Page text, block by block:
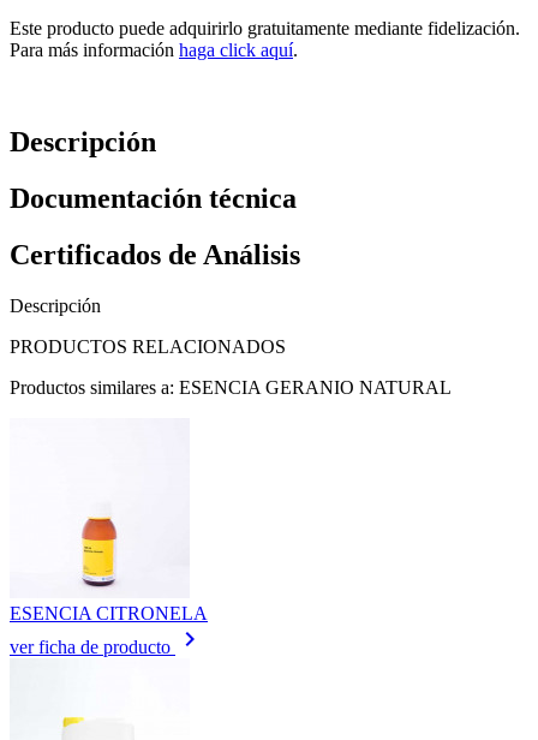
Este producto puede adquirirlo gratuitamente mediante fidelización.
Para más información haga click aquí.
Descripción
Documentación técnica
Certificados de Análisis
Descripción
PRODUCTOS RELACIONADOS
Productos similares a: ESENCIA GERANIO NATURAL
ESENCIA CITRONELA
ver ficha de producto
keyboard_arrow_right